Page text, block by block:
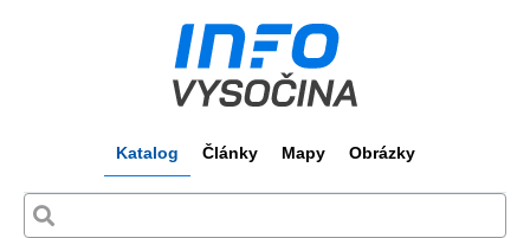
Katalog Články Mapy Obrázky